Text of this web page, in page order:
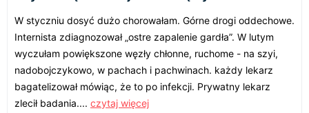
W styczniu dosyć dużo chorowałam. Górne drogi oddechowe.
Internista zdiagnozował „ostre zapalenie gardła”. W lutym
wyczułam powiększone węzły chłonne, ruchome - na szyi,
nadobojczykowo, w pachach i pachwinach. każdy lekarz
bagatelizował mówiąc, że to po infekcji. Prywatny lekarz
zlecił badania.... czytaj więcej